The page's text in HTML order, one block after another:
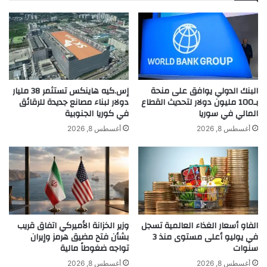
View this post on Instagram
ف
ظ
ا
ر
ب
أ
س
ا
ت
ه
ا
ا
البنك الدولي يوافق على منحة
بـ100 مليون دولار لتحديث القطاع
المالي في سوريا
أغسطس 8, 2026
إس.كيه هاينكس تستثمر 38 مليار
دولار لبناء مصانع جديدة للرقائق
في كوريا الجنوبية
أغسطس 8, 2026
الفاو أسعار الغذاء العالمية تسجل
في يوليو أعلى مستوى منذ 3
سنوات
أغسطس 8, 2026
وزير الخزانة الأميركي اتفاق قريب
بشأن فتح مضيق هرمز وإيران
تواجه ضغوطاً مالية
أغسطس 8, 2026